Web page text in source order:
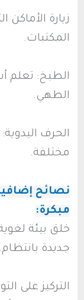
زيارة الأماكن
المكتبات.
الطبخ: تعلم
الطهي.
الحرف
مختلفة.
نصائح
مبكرة:
خلق بيئة
جديدة بانتظام.
التركيز على